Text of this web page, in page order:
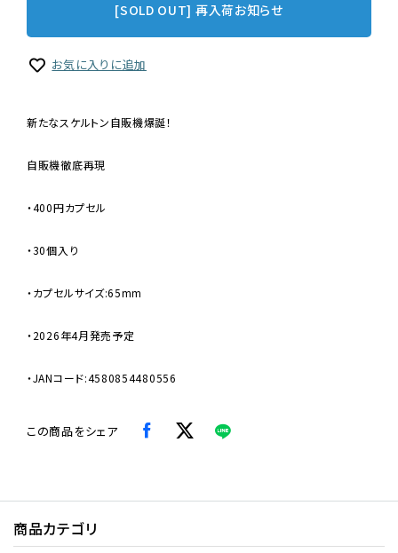
[SOLD OUT] 再入荷お知らせ
お気に入りに追加
新たなスケルトン自販機爆誕！
自販機徹底再現
・400円カプセル
・30個入り
・カプセルサイズ:65mm
・2026年4月発売予定
・JANコード:4580854480556
この商品をシェア
商品カテゴリ